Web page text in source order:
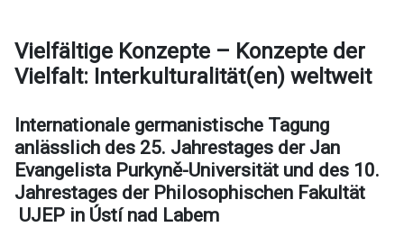
Vielfältige Konzepte – Konzepte der
Vielfalt: Interkulturalität(en) weltweit
Internationale germanistische Tagung
anlässlich des 25. Jahrestages der Jan
Evangelista Purkyně-Universität und des 10.
Jahrestages der Philosophischen Fakultät
UJEP in Ústí nad Labem